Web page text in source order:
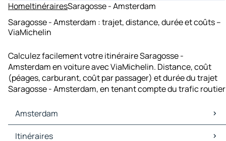
HomeItinérairesSaragosse - Amsterdam
Saragosse - Amsterdam : trajet, distance, durée et coûts –
ViaMichelin
Calculez facilement votre itinéraire Saragosse -
Amsterdam en voiture avec ViaMichelin. Distance, coût
(péages, carburant, coût par passager) et durée du trajet
Saragosse - Amsterdam, en tenant compte du trafic routier
Amsterdam
Amsterdam Cartes et plans
Itinéraires